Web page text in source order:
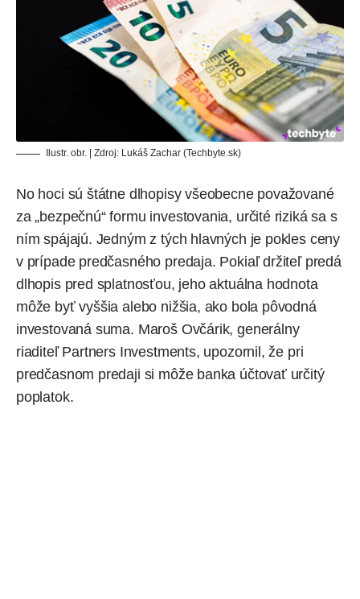
Ilustr. obr. | Zdroj: Lukáš Zachar (Techbyte.sk)
No hoci sú štátne dlhopisy všeobecne považované
za „bezpečnú“ formu investovania, určité riziká sa s
ním spájajú. Jedným z tých hlavných je pokles ceny
v prípade predčasného predaja. Pokiaľ držiteľ predá
dlhopis pred splatnosťou, jeho aktuálna hodnota
môže byť vyššia alebo nižšia, ako bola pôvodná
investovaná suma. Maroš Ovčárik, generálny
riaditeľ Partners Investments, upozornil, že pri
predčasnom predaji si môže banka účtovať určitý
poplatok.